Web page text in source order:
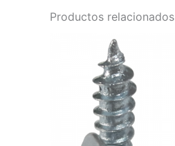
Productos relacionados